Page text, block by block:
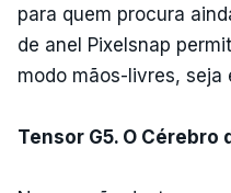
para quem procura
de anel Pixelsnap
modo mãos-livres, seja
Tensor G5. O Cérebro